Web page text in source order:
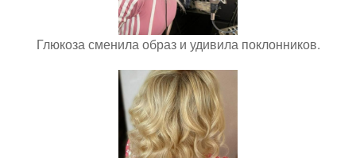
Глюкоза сменила образ и удивила поклонников.